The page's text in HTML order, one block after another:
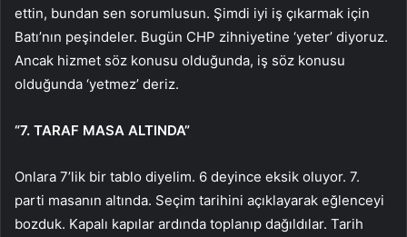
ettin, bundan sen sorumlusun. Şimdi iyi iş çıkarmak için
Batı’nın peşindeler. Bugün CHP zihniyetine ‘yeter’ diyoruz.
Ancak hizmet söz konusu olduğunda, iş söz konusu
olduğunda ‘yetmez’ deriz.
“7. TARAF MASA ALTINDA”
Onlara 7’lik bir tablo diyelim. 6 deyince eksik oluyor. 7.
parti masanın altında. Seçim tarihini açıklayarak eğlenceyi
bozduk. Kapalı kapılar ardında toplanıp dağıldılar. Tarih